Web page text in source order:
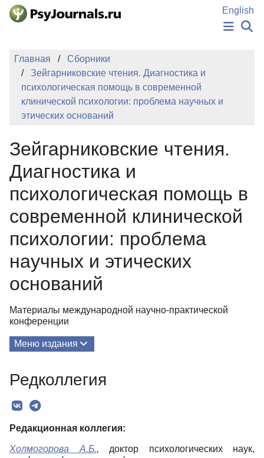
Перейти к основному содержанию
English
НОВОСТИ
ИЗДАНИЯ
АВТОРЫ
ПОДАТЬ РУКОПИСЬ
БАЗА ЗНАНИЙ
КЛЮЧЕВЫЕ СЛОВА
Главная
Сборники
Зейгарниковские чтения. Диагностика и
психологическая помощь в современной
клинической психологии: проблема научных и
этических оснований
Зейгарниковские чтения.
Диагностика и
психологическая помощь в
современной клинической
психологии: проблема
научных и этических
оснований
Материалы международной научно-практической
конференции
Меню издания
Редколлегия
Текст
Редколлегия
Редакционная коллегия:
Холмогорова А.Б., доктор психологических наук,